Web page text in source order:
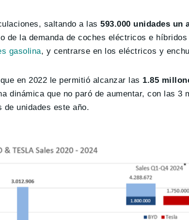
saltando a las593.000 unidades un
de la demanda de coches eléctricos e
gasolina, y centrarse en los eléctricos y
en 2022 le permitió alcanzar las 1.85
dinámica que no paró de aumentar, con las 3
unidades este año.